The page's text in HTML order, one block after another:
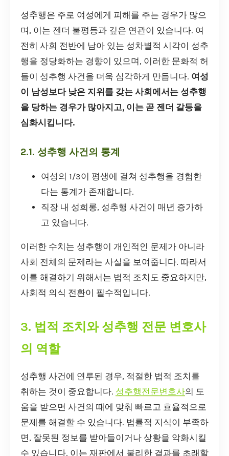
성추행은 주로 여성에게 피해를 주는 경우가 많으
며, 이는 젠더 불평등과 깊은 연관이 있습니다. 여
전히 사회 전반에 남아 있는 성차별적 시각이 성추
행을 정당화하는 경향이 있으며, 이러한 문화적 허
들이 성추행 사건을 더욱 심각하게 만듭니다. 여성
이 남성보다 낮은 지위를 갖는 사회에서는 성추행
을 당하는 경우가 많아지고, 이는 곧 젠더 갈등을
심화시킵니다.
2.1. 성추행 사건의 통계
여성의 1/3이 평생에 걸쳐 성추행을 경험한
다는 통계가 존재합니다.
직장 내 성희롱, 성추행 사건이 매년 증가하
고 있습니다.
이러한 수치는 성추행이 개인적인 문제가 아니라
사회 전체의 문제라는 사실을 보여줍니다. 따라서
이를 해결하기 위해서는 법적 조치도 중요하지만,
사회적 의식 전환이 필수적입니다.
3. 법적 조치와 성추행 전문 변호사
의 역할
성추행 사건에 연루된 경우, 적절한 법적 조치를
취하는 것이 중요합니다. 성추행전문변호사의 도
움을 받으면 사건의 때에 맞춰 빠르고 효율적으로
문제를 해결할 수 있습니다. 법률적 지식이 부족하
면, 잘못된 정보를 받아들이거나 상황을 악화시킬
수 있습니다. 이는 재판에서 불리한 결과를 초래할